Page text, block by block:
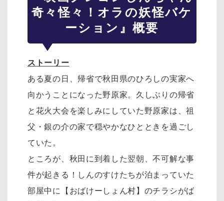
奇々怪々！オラの妖怪バケ
ーション』概要
ストーリー
ある夏の日、帰省で秋田県のひろしの実家へ
向かうことになった野原家。久しぶりの帰省
と花火大会を楽しみにしていた野原家は、祖
父・銀の介の家で穏やかなひとときを過ごし
ていた。
ところが、秋田に到着した翌朝、不可解な事
件が起きる！しんのすけたちが泊まっていた
部屋中に【おばけーしょん村】のチラシがば